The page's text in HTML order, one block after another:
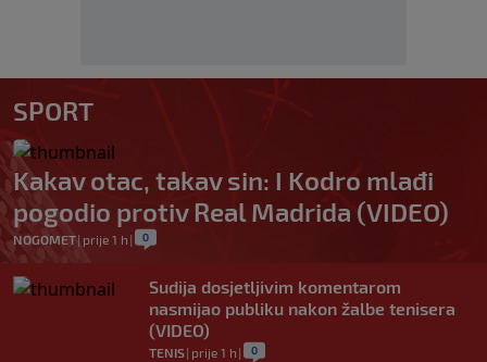
SPORT
Kakav otac, takav sin: I Kodro mlađi
pogodio protiv Real Madrida (VIDEO)
NOGOMET| prije 1 h | 0
Sudija dosjetljivim komentarom
nasmijao publiku nakon žalbe tenisera
(VIDEO)
TENIS| prije 1 h | 0